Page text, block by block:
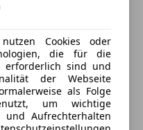
& Rabatt holen
Cookies oder
die für die
erforderlich sind und
der Webseite
als Folge
um wichtige
und Aufrechterhalten